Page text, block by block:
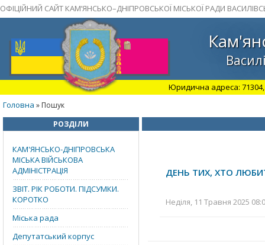
ОФІЦІЙНИЙ САЙТ КАМ’ЯНСЬКО–ДНІПРОВСЬКОЇ МІСЬКОЇ РАДИ
Юридична адреса: 71304,
Головна » Пошук
РОЗДІЛИ
КАМ'ЯНСЬКО-ДНІПРОВСЬКА
МІСЬКА ВІЙСЬКОВА
АДМІНІСТРАЦІЯ
ЗВІТ. РІК РОБОТИ. ПІДСУМКИ.
КОРОТКО
Міська рада
Депутатський корпус
ДЕНЬ ТИХ, ХТО
Неділя, 11 Травня 2025